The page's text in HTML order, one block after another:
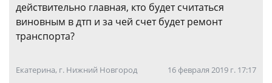
действительно главная, кто будет считаться
виновным в дтп и за чей счет будет ремонт
транспорта?
Екатерина, г. Нижний Новгород 16 февраля 2019 г. 17:17